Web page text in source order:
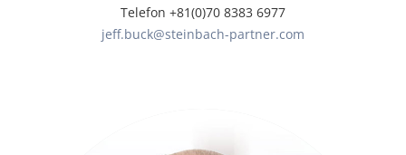
Telefon +81(0)70 8383 6977
jeff.buck@steinbach-partner.com